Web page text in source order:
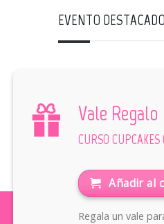
EVENTO DESTACADO
Vale Regalo
CURSO
Añadir al
Regala un vale